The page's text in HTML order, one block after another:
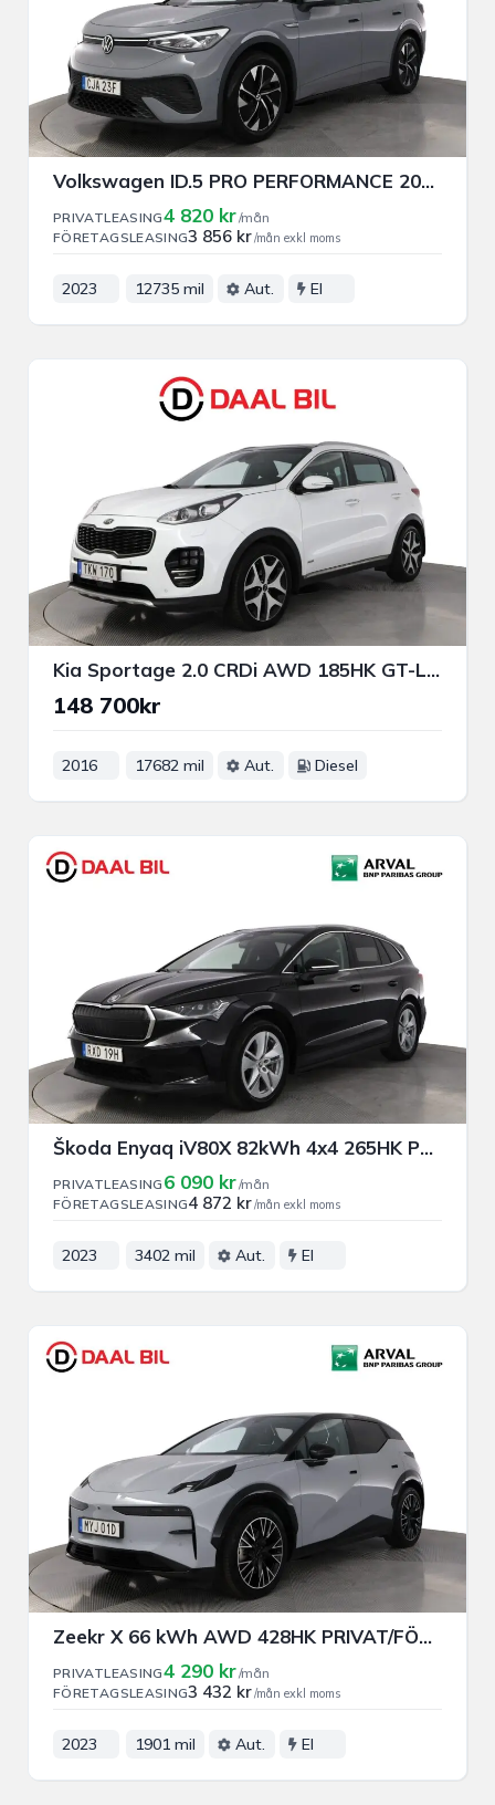
Volkswagen ID.5 PRO PERFORMANCE 204HK 82kWh PRIVAT/FÖRETAGSLEASING
PRIVATLEASING4 820 kr/mån
FÖRETAGSLEASING3 856 kr/mån exkl moms
2023 12735 mil Aut. El
Kia Sportage 2.0 CRDi AWD 185HK GT-LINE DRAG B-KAM JBL® NAVI PANO
148 700kr
2016 17682 mil Aut. Diesel
Škoda Enyaq iV80X 82kWh 4x4 265HK PRIVAT/FÖRETAGSLEASING
PRIVATLEASING 6 090 kr/mån
FÖRETAGSLEASING4 872 kr/mån exkl moms
2023 3402 mil Aut. El
Zeekr X 66 kWh AWD 428HK PRIVAT/FÖRETAGSLEASING
PRIVATLEASING4 290 kr/mån
FÖRETAGSLEASING3 432 kr/mån exkl moms
2023 1901 mil Aut. El